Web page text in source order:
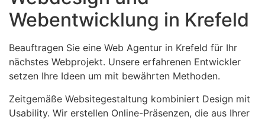
Webentwicklung in Krefeld
Beauftragen Sie eine Web Agentur in Krefeld für Ihr
nächstes Webprojekt. Unsere erfahrenen Entwickler
setzen Ihre Ideen um mit bewährten Methoden.
Zeitgemäße Websitegestaltung kombiniert Design mit
Usability. Wir erstellen Online-Präsenzen, die aus Ihrer